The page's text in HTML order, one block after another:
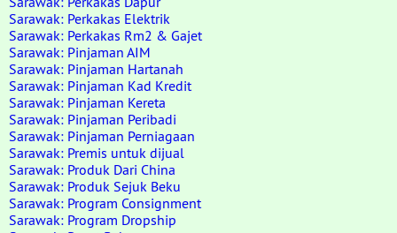
Sarawak: Perkakas Elektrik
Sarawak: Perkakas Rm2 & Gajet
Sarawak: Pinjaman AIM
Sarawak: Pinjaman Hartanah
Sarawak: Pinjaman Kad Kredit
Sarawak: Pinjaman Kereta
Sarawak: Pinjaman Peribadi
Sarawak: Pinjaman Perniagaan
Sarawak: Premis untuk dijual
Sarawak: Produk Dari China
Sarawak: Produk Sejuk Beku
Sarawak: Program Consignment
Sarawak: Program Dropship